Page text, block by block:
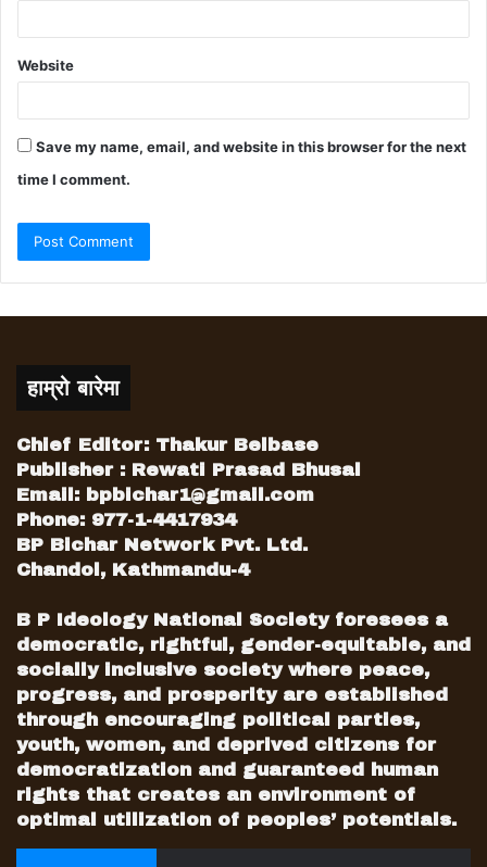
Website
Save my name, email, and website in this browser for the next
time I comment.
हाम्रो बारेमा
Chief Editor: Thakur Belbase
Publisher : Rewati Prasad Bhusal
Email: bpbichar1@gmail.com
Phone: 977-1-4417934
BP Bichar Network Pvt. Ltd.
Chandol, Kathmandu-4
B P Ideology National Society foresees a
democratic, rightful, gender-equitable, and
socially inclusive society where peace,
progress, and prosperity are established
through encouraging political parties,
youth, women, and deprived citizens for
democratization and guaranteed human
rights that creates an environment of
optimal utilization of peoples’ potentials.